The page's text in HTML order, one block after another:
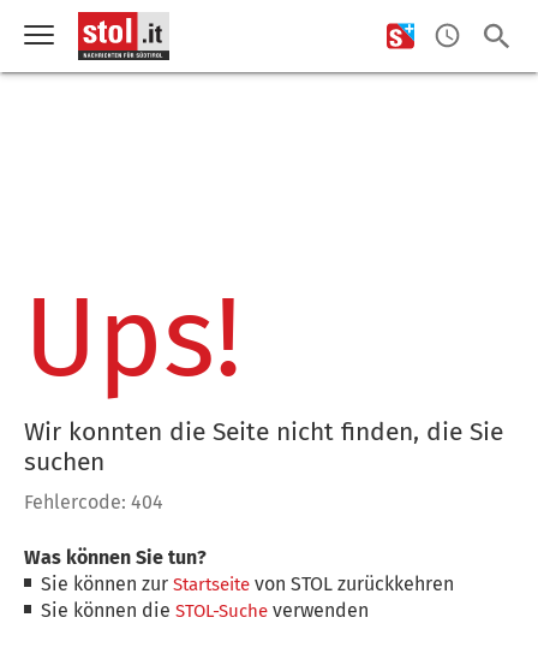
Ups!
Wir konnten die Seite nicht finden, die Sie
suchen
Fehlercode: 404
Was können Sie tun?
Sie können zurStartseite von STOL zurückkehren
Sie können dieSTOL-Suche verwenden